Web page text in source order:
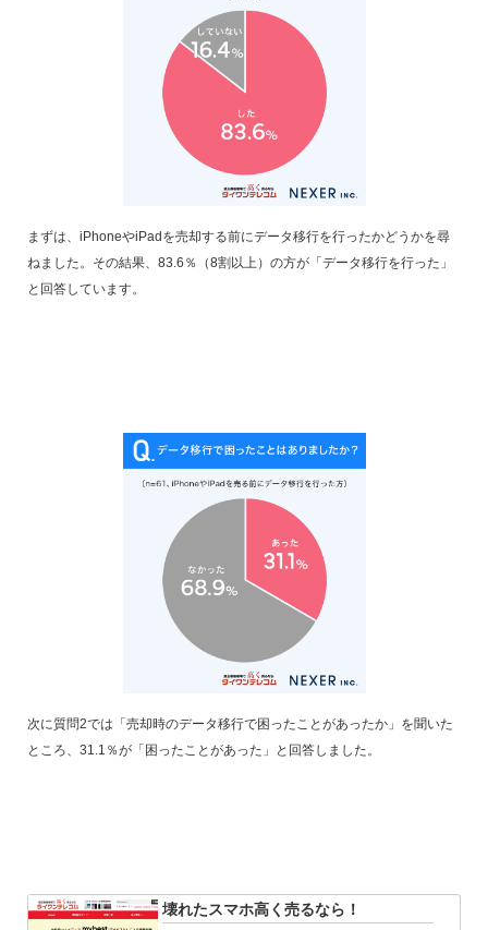
まずは、iPhoneやiPadを売却する前にデータ移行を行ったかどうかを尋
ねました。その結果、83.6％（8割以上）の方が「データ移行を行った」
と回答しています。
次に質問2では「売却時のデータ移行で困ったことがあったか」を聞いた
ところ、31.1％が「困ったことがあった」と回答しました。
壊れたスマホ高く売るなら！